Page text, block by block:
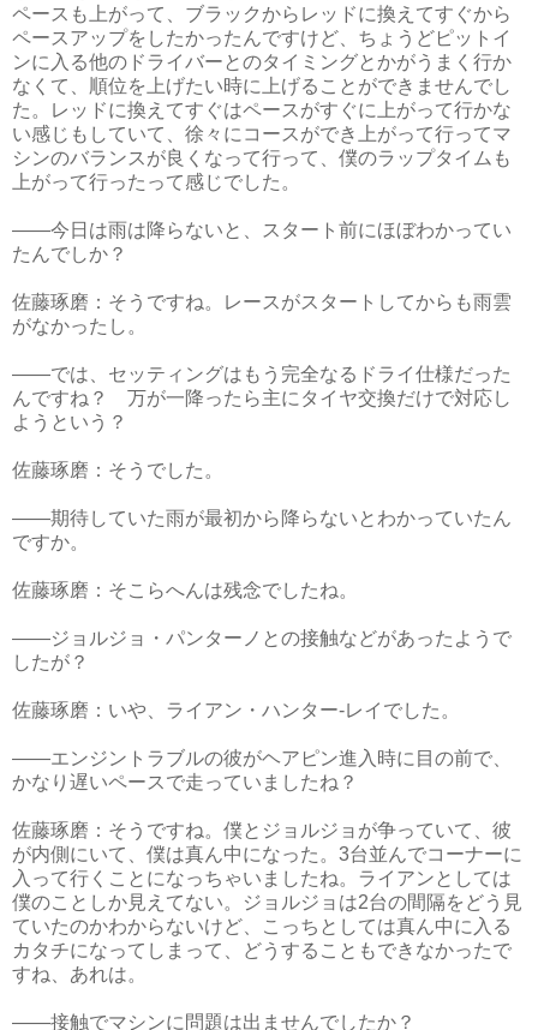
ペースも上がって、ブラックからレッドに換えてすぐから
ペースアップをしたかったんですけど、ちょうどピットイ
ンに入る他のドライバーとのタイミングとかがうまく行か
なくて、順位を上げたい時に上げることができませんでし
た。レッドに換えてすぐはペースがすぐに上がって行かな
い感じもしていて、徐々にコースができ上がって行ってマ
シンのバランスが良くなって行って、僕のラップタイムも
上がって行ったって感じでした。
――今日は雨は降らないと、スタート前にほぼわかってい
たんでしか？
佐藤琢磨：そうですね。レースがスタートしてからも雨雲
がなかったし。
――では、セッティングはもう完全なるドライ仕様だった
んですね？ 万が一降ったら主にタイヤ交換だけで対応し
ようという？
佐藤琢磨：そうでした。
――期待していた雨が最初から降らないとわかっていたん
ですか。
佐藤琢磨：そこらへんは残念でしたね。
――ジョルジョ・パンターノとの接触などがあったようで
したが？
佐藤琢磨：いや、ライアン・ハンター-レイでした。
――エンジントラブルの彼がヘアピン進入時に目の前で、
かなり遅いペースで走っていましたね？
佐藤琢磨：そうですね。僕とジョルジョが争っていて、彼
が内側にいて、僕は真ん中になった。3台並んでコーナーに
入って行くことになっちゃいましたね。ライアンとしては
僕のことしか見えてない。ジョルジョは2台の間隔をどう見
ていたのかわからないけど、こっちとしては真ん中に入る
カタチになってしまって、どうすることもできなかったで
すね、あれは。
――接触でマシンに問題は出ませんでしたか？